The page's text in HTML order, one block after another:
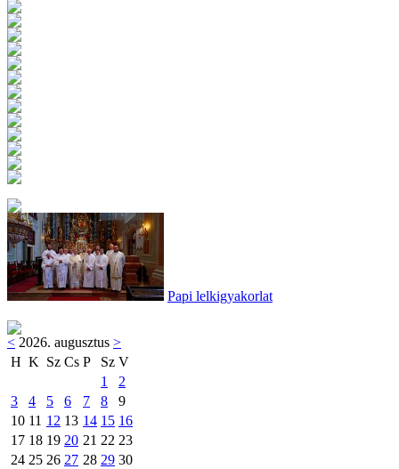
Papi lelkigyakorlat
< 2026. augusztus >
H K Sz Cs P Sz V
1
2
3
4 5 6 7 8
9
10 11 12 13 14 15 16
17 18 19 20 21 22 23
24 25 26 27 28 29 30